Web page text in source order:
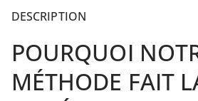
7
0
€
DESCRIPTION
POURQUOI
MÉTHODE FAIT